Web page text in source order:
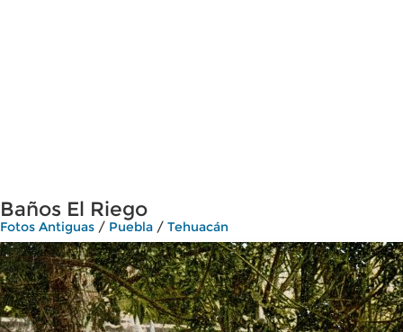
Baños El Riego
Fotos Antiguas / Puebla / Tehuacán